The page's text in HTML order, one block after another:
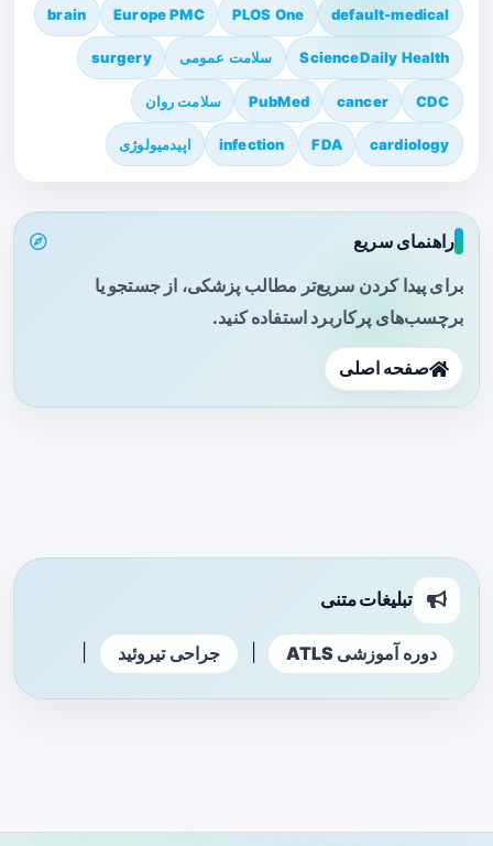
default-medical
PLOS One
Europe PMC
brain
ScienceDaily Health سلامت عمومی surgery
CDC
cancer
PubMed سلامت روان
cardiology
FDA
infection اپیدمیولوژی
راهنمای سریع
برای پیدا کردن سریع‌تر مطالب پزشکی، از جستجو یا
برچسب‌های پرکاربرد استفاده کنید.
صفحه اصلی
تبلیغات متنی
دوره آموزشی ATLS جراحی تیروئید